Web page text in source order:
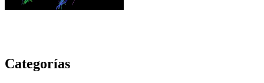
Categorías